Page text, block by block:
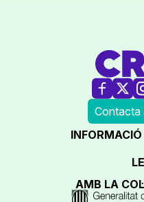
Contacta
AMB LA